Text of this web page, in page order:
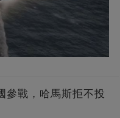
參戰，哈馬斯拒不投